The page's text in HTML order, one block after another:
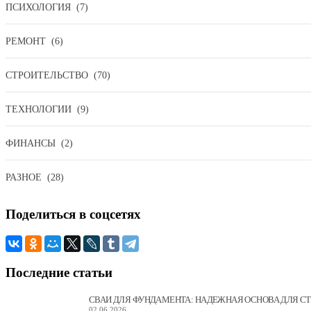
ПСИХОЛОГИЯ (7)
РЕМОНТ (6)
СТРОИТЕЛЬСТВО (70)
ТЕХНОЛОГИИ (9)
ФИНАНСЫ (2)
РАЗНОЕ (28)
Поделиться в соцсетях
Последние статьи
СВАИ ДЛЯ ФУНДАМЕНТА: НАДЕЖНАЯ ОСНОВА ДЛЯ